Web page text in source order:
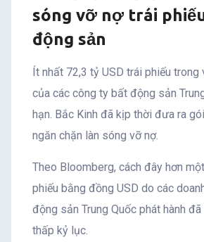
động
sản
sóng vỡ nợ trái
động sản
Ít nhất 72,3 tỷ USD trái phiếu
của các công ty bất động sản
hạn. Bắc Kinh đã kịp thời đưa ra
ngăn chặn làn sóng vỡ nợ.
Theo Bloomberg, cách đây hơn
phiếu bằng đồng USD do các
động sản Trung Quốc phát hành
thấp kỷ lục.